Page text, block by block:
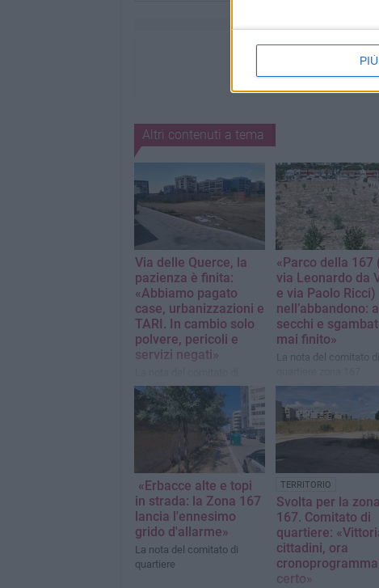
Altri contenuti a tema
Via delle Querce, la
pazienza è finita:
«Abbiamo pagato
case, urbanizzazioni e
TARI. In cambio solo
polvere, pericoli e
servizi negati»
quartiere zona 167
«Parco della 167
via Leonardo da
e via Paolo Ricci)
nell’abbandono:
secchi e
mai finito»
La nota del comitato di
«Erbacce alte e topi
in strada: la Zona 167
lancia l'ennesimo
grido d'allarme»
La nota del comitato di
quartiere
TERRITORIO
Svolta per la zona
167. Comitato di
quartiere:
cittadini, ora
cronoprogramma
certo»